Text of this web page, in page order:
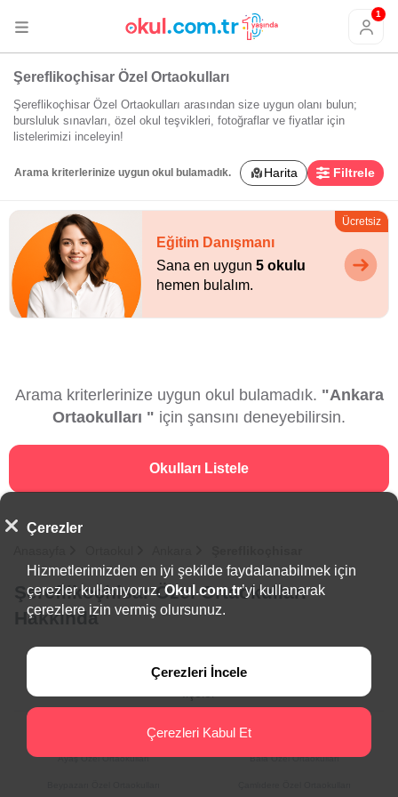
1
Şereflikoçhisar Özel Ortaokulları
Şereflikoçhisar Özel Ortaokulları arasından size uygun olanı bulun;
bursluluk sınavları, özel okul teşvikleri, fotoğraflar ve fiyatlar için
listelerimizi inceleyin!
Arama kriterlerinize uygun okul bulamadık. Harita Filtrele
Ücretsiz
Eğitim Danışmanı
Sana en uygun5 okulu
hemen bulalım.
Arama kriterlerinize uygun okul bulamadık. "Ankara
Ortaokulları " için şansını deneyebilirsin.
Okulları Listele
Şereflikoçhisar Özel Ortaokulları
Hakkında
Akyurt Özel Ortaokulları Altındağ Özel Ortaokulları
Ayaş Özel Ortaokulları Bala Özel Ortaokulları
Çerezler
Hizmetlerimizden en iyi şekilde faydalanabilmek için
çerezler kullanıyoruz. Okul.com.tr’yi kullanarak
çerezlere izin vermiş olursunuz.
Çerezleri İncele
Çerezleri Kabul Et